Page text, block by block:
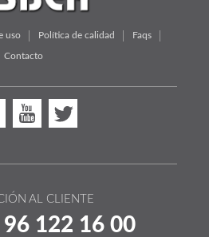
uso Política de calidad Faqs
Contacto
AL CLIENTE
96 122 16 00